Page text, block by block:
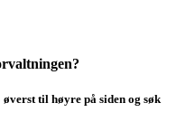
til høyre på siden og søk